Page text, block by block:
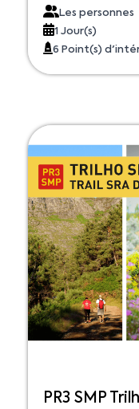
Les personnes
1 Jour(s)
6 Point(s)
PR3 SMP